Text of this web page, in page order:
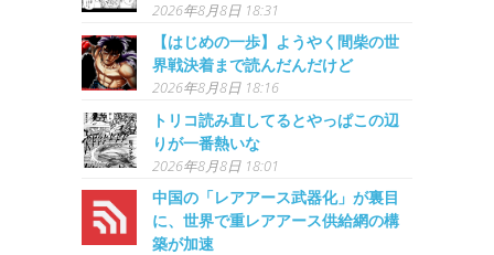
2026年8月8日 18:31
【はじめの一歩】ようやく間柴の世
界戦決着まで読んだんだけど
2026年8月8日 18:16
トリコ読み直してるとやっぱこの辺
りが一番熱いな
2026年8月8日 18:01
中国の「レアアース武器化」が裏目
に、世界で重レアアース供給網の構
築が加速